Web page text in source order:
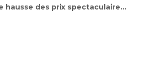
hausse des prix spectaculaire…